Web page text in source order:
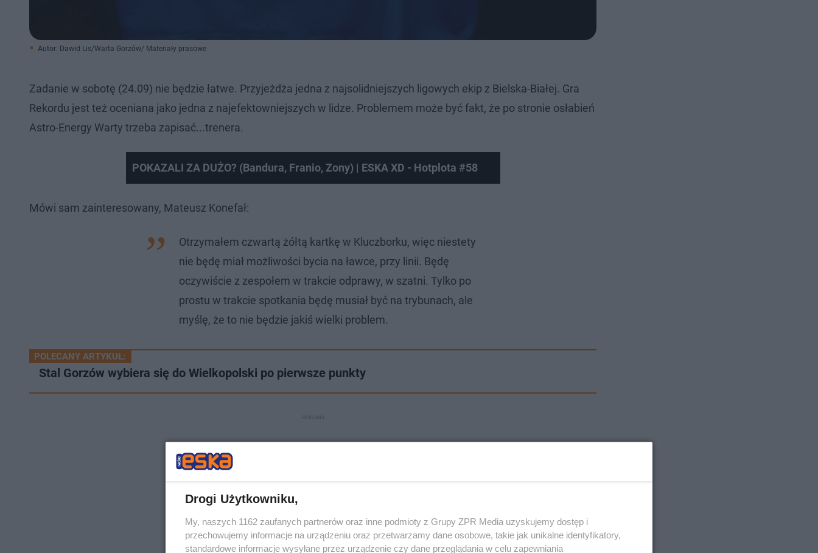
Autor: Dawid Lis/Warta Gorzów/ Materiały prasowe
Zadanie w sobotę (24.09) nie będzie łatwe. Przyjeżdża jedna z najsolidniejszych ligowych ekip z Bielska-Białej. Gra
Rekordu jest też oceniana jako jedna z najefektowniejszych w lidze. Problemem może być fakt, że po stronie osłabień
Astro-Energy Warty trzeba zapisać...trenera.
POKAZALI ZA DUŻO? (Bandura, Franio, Zony) | ESKA XD - Hotplota #58
Mówi sam zainteresowany, Mateusz Konefał:
Otrzymałem czwartą żółtą kartkę w Kluczborku, więc niestety
nie będę miał możliwości bycia na ławce, przy linii. Będę
oczywiście z zespołem w trakcie odprawy, w szatni. Tylko po
prostu w trakcie spotkania będę musiał być na trybunach, ale
myślę, że to nie będzie jakiś wielki problem.
POLECANY ARTYKUŁ:
Stal Gorzów wybiera się do Wielkopolski po pierwsze punkty
Drogi Użytkowniku,
My, naszych 1162 zaufanych partnerów oraz inne podmioty z Grupy ZPR Media uzyskujemy dostęp i
przechowujemy informacje na urządzeniu oraz przetwarzamy dane osobowe, takie jak unikalne identyfikatory,
standardowe informacje wysyłane przez urządzenie czy dane przeglądania w celu zapewniania